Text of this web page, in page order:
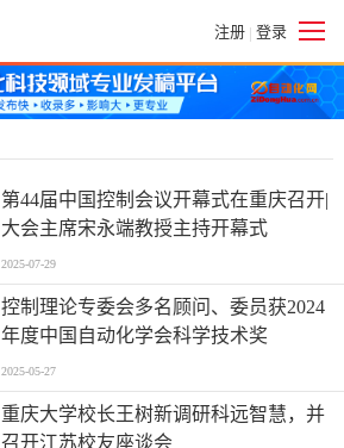
注册 | 登录
第44届中国控制会议开幕式在重庆召开|
大会主席宋永端教授主持开幕式
2025-07-29
控制理论专委会多名顾问、委员获2024
年度中国自动化学会科学技术奖
2025-05-27
重庆大学校长王树新调研科远智慧，并
召开江苏校友座谈会